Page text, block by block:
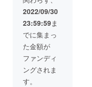
方だけ
て投票
するこ
とがで
きま
す。 ※
備考欄
に必ず
2022/09/30
23:59:59ま
でに集まっ
た金額が
ファンディ
ングされま
す。